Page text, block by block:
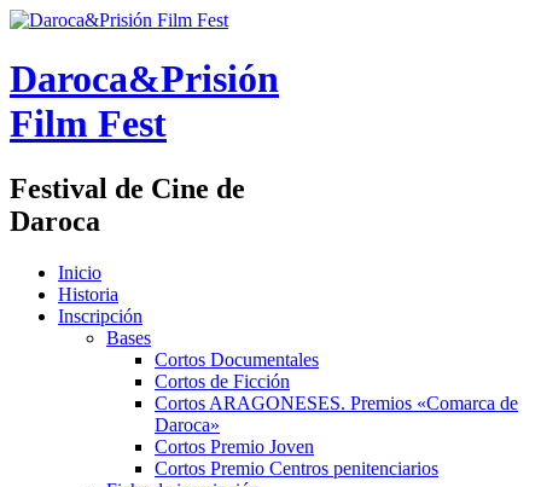
Daroca&Prisión
Film Fest
Festival de Cine de
Daroca
Inicio
Historia
Inscripción
Bases
Cortos Documentales
Cortos de Ficción
Cortos ARAGONESES. Premios «Comarca de
Daroca»
Cortos Premio Joven
Cortos Premio Centros penitenciarios